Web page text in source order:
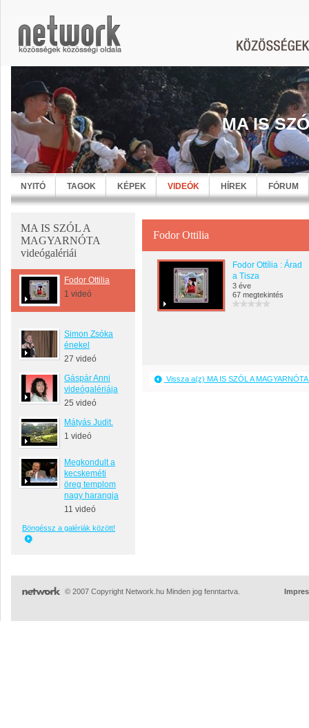
MA IS
NYITÓ TAGOK KÉPEK VIDEÓK HÍREK FÓRUM
MA IS SZÓL A
MAGYARNÓTA
videógalériái
Fodor Ottilia
1 videó
Simon Zsóka
énekel
27 videó
Gáspár Anni
videógalériája
25 videó
Mátyás Judit.
1 videó
Megkondult a
kecskeméti
öreg templom
nagy harangja
11 videó
Böngéssz a galériák között!
Fodor Ottilia
Fodor Ottília : Árad
a Tisza
3 éve
67 megtekintés
Vissza a(z) MA IS SZÓL A
© 2007 Copyright Network.hu Minden jog fenntartva.